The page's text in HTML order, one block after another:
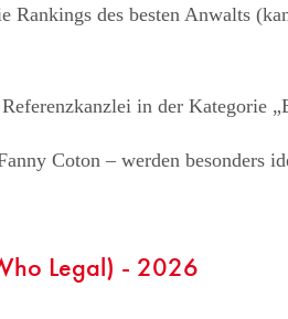
Rankings des besten Anwalts
in der Kategorie
Coton – werden besonders
Legal) - 2026